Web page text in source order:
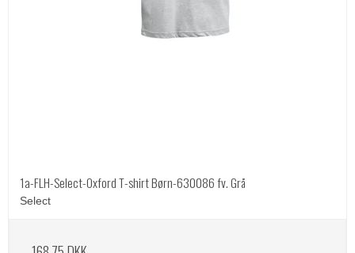
1a-FLH-Select-Oxford T-shirt Børn-630086 fv. Grå
Select